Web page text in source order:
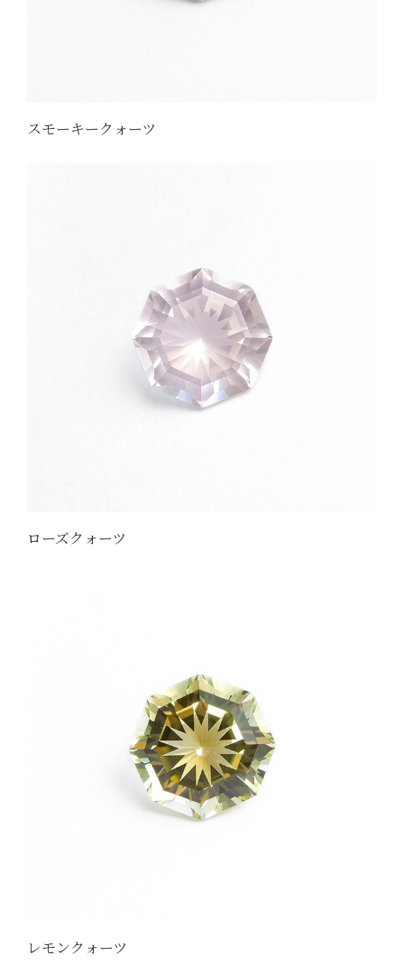
スモーキークォーツ
ローズクォーツ
レモンクォーツ